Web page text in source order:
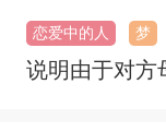
恋爱中的人 梦
说明由于对方